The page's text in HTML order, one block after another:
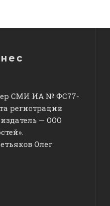
СМИ ИА № ФС77-
регистрации
издатель — ООО
Олег